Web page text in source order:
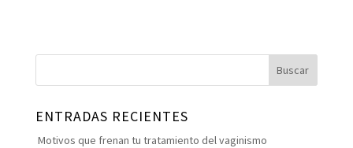
ENTRADAS RECIENTES
Motivos que frenan tu tratamiento del vaginismo